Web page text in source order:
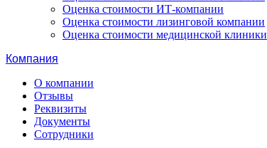
Оценка стоимости ИТ-компании
Оценка стоимости лизинговой компании
Оценка стоимости медицинской клиники
Компания
О компании
Отзывы
Реквизиты
Документы
Сотрудники